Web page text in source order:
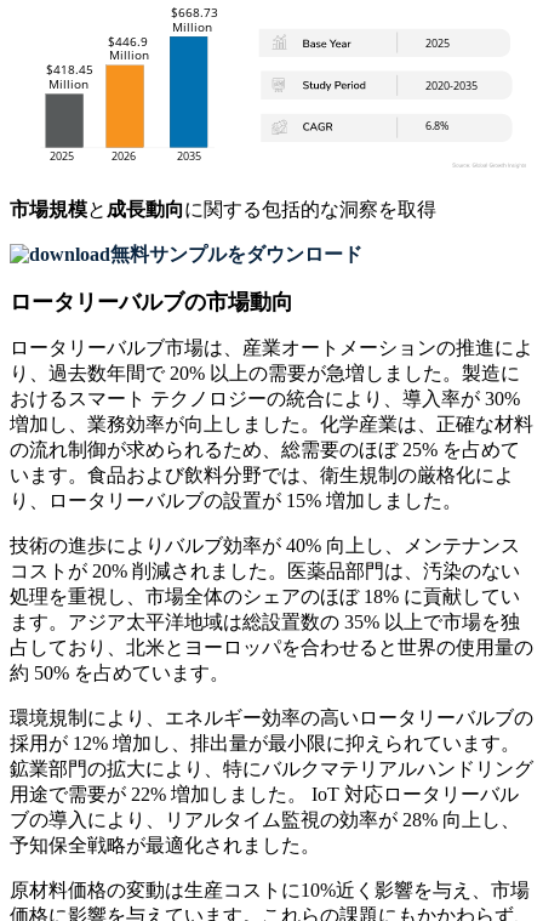
市場規模と成長動向に関する包括的な洞察を取得
無料サンプルをダウンロード
ロータリーバルブの市場動向
ロータリーバルブ市場は、産業オートメーションの推進によ
り、過去数年間で 20% 以上の需要が急増しました。製造に
おけるスマート テクノロジーの統合により、導入率が 30%
増加し、業務効率が向上しました。化学産業は、正確な材料
の流れ制御が求められるため、総需要のほぼ 25% を占めて
います。食品および飲料分野では、衛生規制の厳格化によ
り、ロータリーバルブの設置が 15% 増加しました。
技術の進歩によりバルブ効率が 40% 向上し、メンテナンス
コストが 20% 削減されました。医薬品部門は、汚染のない
処理を重視し、市場全体のシェアのほぼ 18% に貢献してい
ます。アジア太平洋地域は総設置数の 35% 以上で市場を独
占しており、北米とヨーロッパを合わせると世界の使用量の
約 50% を占めています。
環境規制により、エネルギー効率の高いロータリーバルブの
採用が 12% 増加し、排出量が最小限に抑えられています。
鉱業部門の拡大により、特にバルクマテリアルハンドリング
用途で需要が 22% 増加しました。 IoT 対応ロータリーバル
ブの導入により、リアルタイム監視の効率が 28% 向上し、
予知保全戦略が最適化されました。
原材料価格の変動は生産コストに10%近く影響を与え、市場
価格に影響を与えています。これらの課題にもかかわらず、